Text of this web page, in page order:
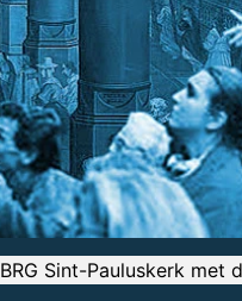
BRG Sint-Pauluskerk met